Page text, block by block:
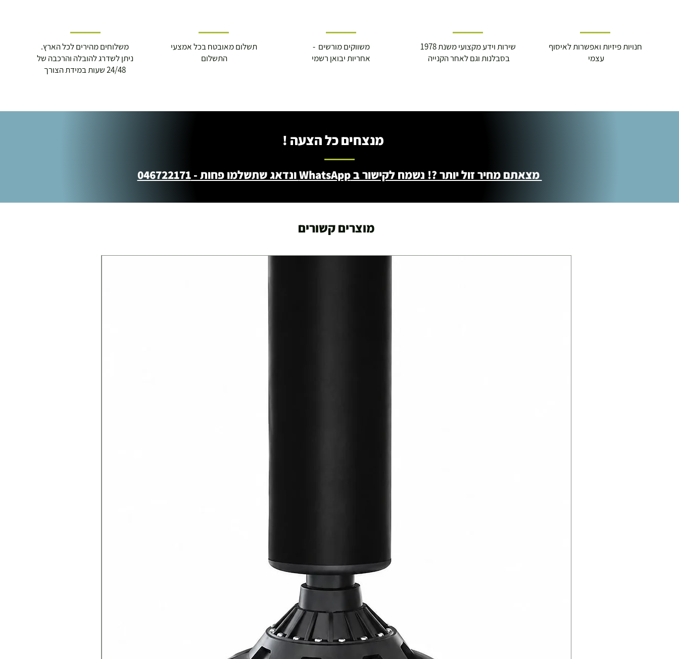
משלוחים מהירים לכל הארץ.
ניתן לשדרג להובלה והרכבה של
24/48 שעות במידת הצורך
תשלום מאובטח בכל אמצעי
התשלום
משווקים מורשים -
אחריות יבואן רשמי
שירות וידע מקצועי משנת 1978
בסבלנות וגם לאחר הקנייה
חנויות פיזיות ואפשרות לאיסוף
עצמי
מנצחים כל הצעה !
מצאתם מחיר זול יותר ?! נשמח לקישור ב WhatsApp ונדאג שתשלמו פחות - 046722171
מוצרים קשורים